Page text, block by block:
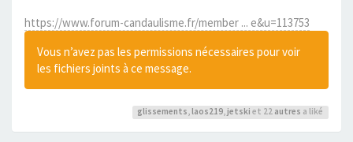
https://www.forum-candaulisme.fr/member ... e&u=113753
Vous n’avez pas les permissions nécessaires pour voir
les fichiers joints à ce message.
glissements, laos219, jetski et 22 autres a liké